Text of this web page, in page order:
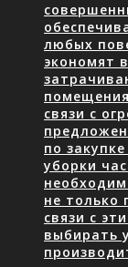
любых
экономят
связи с
по
уборки
не только
связи с
выбирать